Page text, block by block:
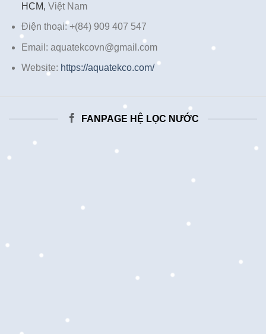
HCM, Việt Nam
Điện thoại: +(84) 909 407 547
Email: aquatekcovn@gmail.com
Website: https://aquatekco.com/
FANPAGE HỆ LỌC NƯỚC